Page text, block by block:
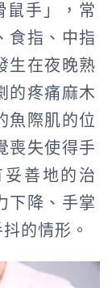
鼠手」，常
食指、中指
生在夜晚熟
的疼痛麻木
魚際肌的位
喪失使得手
善地的治
下降、手掌
的情形。